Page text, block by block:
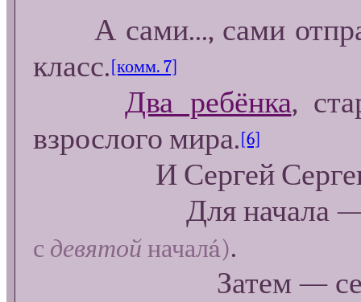
А сами..., сами
класс.[комм. 7]
Два ребёнка,
взрослого мира.[6]
И Сергей Сергеич
Для начала —
с девятойначалá).
Затем —